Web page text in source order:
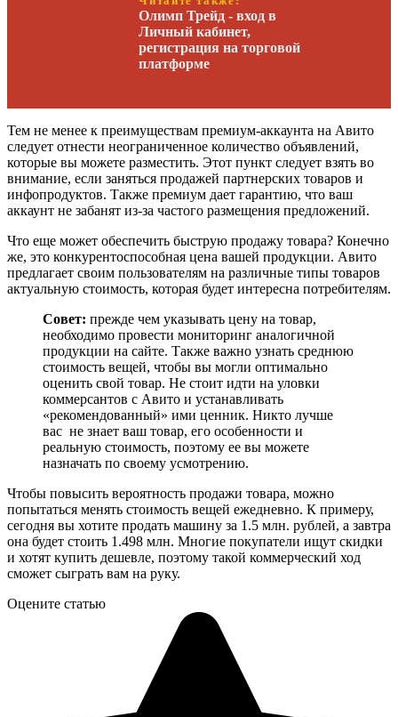
Олимп Трейд - вход в
Личный кабинет,
регистрация на торговой
платформе
Тем не менее к преимуществам премиум-аккаунта на Авито
следует отнести неограниченное количество объявлений,
которые вы можете разместить. Этот пункт следует взять во
внимание, если заняться продажей партнерских товаров и
инфопродуктов. Также премиум дает гарантию, что ваш
аккаунт не забанят из-за частого размещения предложений.
Что еще может обеспечить быструю продажу товара? Конечно
же, это конкурентоспособная цена вашей продукции. Авито
предлагает своим пользователям на различные типы товаров
актуальную стоимость, которая будет интересна потребителям.
Совет: прежде чем указывать цену на товар,
необходимо провести мониторинг аналогичной
продукции на сайте. Также важно узнать среднюю
стоимость вещей, чтобы вы могли оптимально
оценить свой товар. Не стоит идти на уловки
коммерсантов с Авито и устанавливать
«рекомендованный» ими ценник. Никто лучше
вас не знает ваш товар, его особенности и
реальную стоимость, поэтому ее вы можете
назначать по своему усмотрению.
Чтобы повысить вероятность продажи товара, можно
попытаться менять стоимость вещей ежедневно. К примеру,
сегодня вы хотите продать машину за 1.5 млн. рублей, а завтра
она будет стоить 1.498 млн. Многие покупатели ищут скидки
и хотят купить дешевле, поэтому такой коммерческий ход
сможет сыграть вам на руку.
Оцените статью